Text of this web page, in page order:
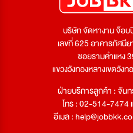
บริษัท จัดหางาน จ๊อบ
เลขที่ 625 อาคารทัศนี
ซอยรามคำแหง
แขวงวังทองหลางเขตวัง
ฝ่ายบริการลูกค้า : จัน
โทร : 02-514-
อีเมล :